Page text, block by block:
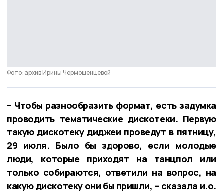
Фото: архив Ирины Чермошенцевой
– Чтобы разнообразить формат, есть задумка
проводить тематические дискотеки. Первую
такую дискотеку диджеи проведут в пятницу,
29 июля. Было бы здорово, если молодые
люди, которые приходят на танцпол или
только собираются, ответили на вопрос, на
какую дискотеку они бы пришли, – сказала и.о.